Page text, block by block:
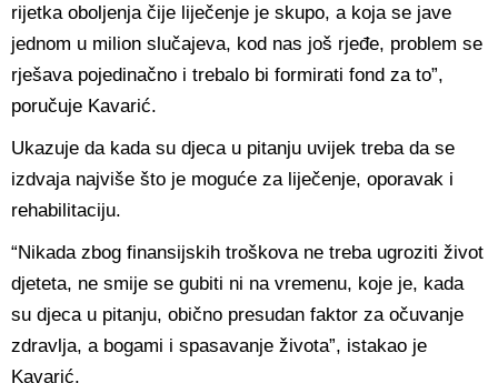
rijetka oboljenja čije liječenje je skupo, a koja se jave
jednom u milion slučajeva, kod nas još rjeđe, problem se
rješava pojedinačno i trebalo bi formirati fond za to”,
poručuje Kavarić.
Ukazuje da kada su djeca u pitanju uvijek treba da se
izdvaja najviše što je moguće za liječenje, oporavak i
rehabilitaciju.
“Nikada zbog finansijskih troškova ne treba ugroziti život
djeteta, ne smije se gubiti ni na vremenu, koje je, kada
su djeca u pitanju, obično presudan faktor za očuvanje
zdravlja, a bogami i spasavanje života”, istakao je
Kavarić.